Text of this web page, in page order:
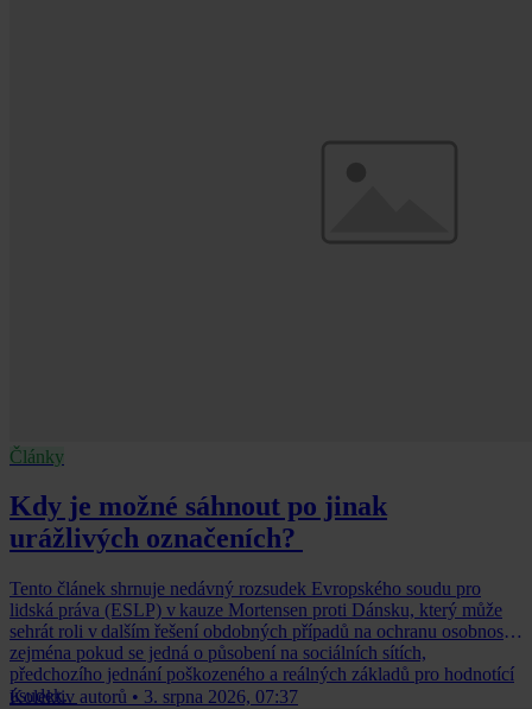
Články
Kdy je možné sáhnout po jinak
urážlivých označeních?
Tento článek shrnuje nedávný rozsudek Evropského soudu pro
lidská práva (ESLP) v kauze Mortensen proti Dánsku, který může
sehrát roli v dalším řešení obdobných případů na ochranu osobnosti,
zejména pokud se jedná o působení na sociálních sítích,
předchozího jednání poškozeného a reálných základů pro hodnotící
úsudek.
Kolektiv autorů • 3. srpna 2026, 07:37